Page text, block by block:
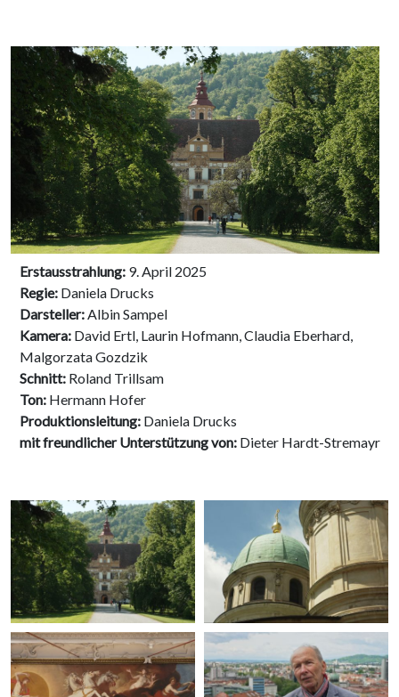
Erstausstrahlung: 9. April 2025
Regie: Daniela Drucks
Darsteller: Albin Sampel
Kamera: David Ertl, Laurin Hofmann, Claudia Eberhard,
Malgorzata Gozdzik
Schnitt: Roland Trillsam
Ton: Hermann Hofer
Produktionsleitung: Daniela Drucks
mit freundlicher Unterstützung von: Dieter Hardt-Stremayr